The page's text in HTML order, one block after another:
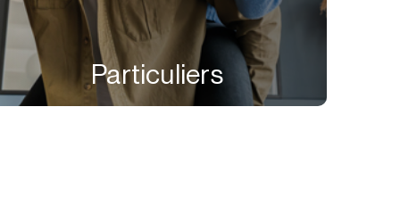
Particuliers